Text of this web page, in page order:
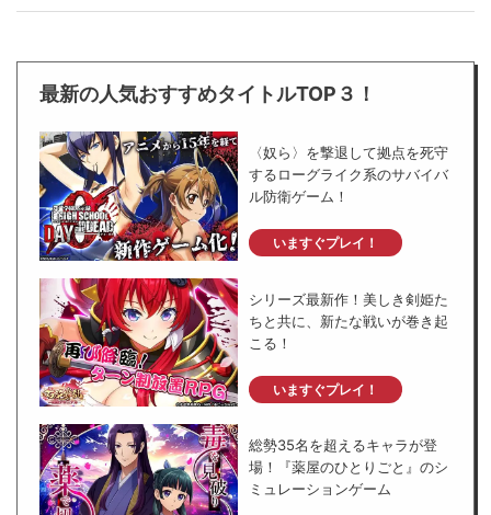
最新の人気おすすめタイトルTOP３！
〈奴ら〉を撃退して拠点を死守
するローグライク系のサバイバ
ル防衛ゲーム！
いますぐプレイ！
シリーズ最新作！美しき剣姫た
ちと共に、新たな戦いが巻き起
こる！
いますぐプレイ！
総勢35名を超えるキャラが登
場！『薬屋のひとりごと』のシ
ミュレーションゲーム